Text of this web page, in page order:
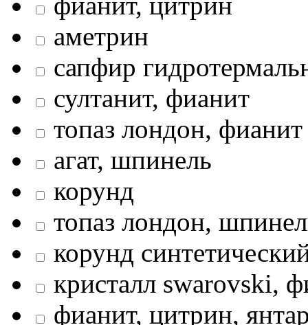
аметрин
сапфир
султанит, фианит
топаз лондон, фианит
агат, шпинель
корунд
топаз лондон,
корунд
кристалл swarovski,
фианит, цитрин,